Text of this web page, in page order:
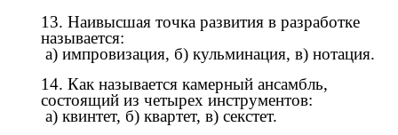
13. Наивысшая точка развития в разработке
называется:
а) импровизация, б) кульминация, в) нотация.
14. Как называется камерный ансамбль,
состоящий из четырех инструментов:
а) квинтет, б) квартет, в) секстет.